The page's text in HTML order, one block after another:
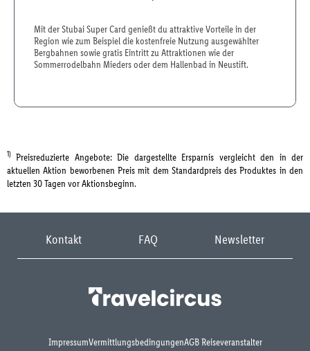
Mit der Stubai Super Card genießt du attraktive Vorteile in der
Region wie zum Beispiel die kostenfreie Nutzung ausgewählter
Bergbahnen sowie gratis Eintritt zu Attraktionen wie der
Sommerrodelbahn Mieders oder dem Hallenbad in Neustift.
1) Preisreduzierte Angebote: Die dargestellte Ersparnis vergleicht den in der
aktuellen Aktion beworbenen Preis mit dem Standardpreis des Produktes in den
letzten 30 Tagen vor Aktionsbeginn.
Kontakt FAQ Newsletter
ImpressumVermittlungsbedingungenAGB Reiseveranstalter